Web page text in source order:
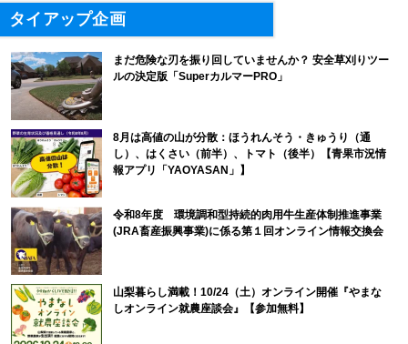
タイアップ企画
まだ危険な刃を振り回していませんか？ 安全草刈りツー
ルの決定版「SuperカルマーPRO」
8月は高値の山が分散：ほうれんそう・きゅうり（通
し）、はくさい（前半）、トマト（後半）【青果市況情
報アプリ「YAOYASAN」】
令和8年度 環境調和型持続的肉用牛生産体制推進事業
(JRA畜産振興事業)に係る第１回オンライン情報交換会
山梨暮らし満載！10/24（土）オンライン開催『やまな
しオンライン就農座談会』【参加無料】